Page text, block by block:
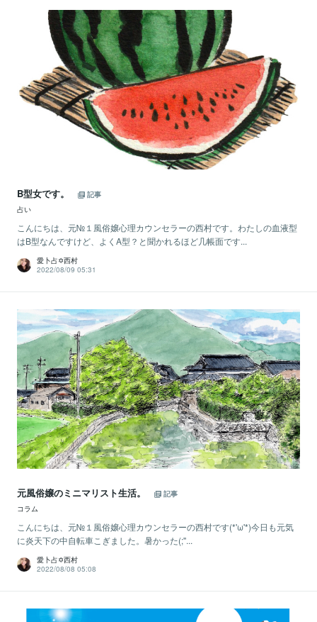
B型女です。
記事
占い
こんにちは、元№１風俗嬢心理カウンセラーの西村です。わたしの血液型
はB型なんですけど、よくA型？と聞かれるほど几帳面です...
愛卜占✡西村
2022/08/09 05:31
元風俗嬢のミニマリスト生活。
記事
コラム
こんにちは、元№１風俗嬢心理カウンセラーの西村です(*'ω'*)今日も元気
に炎天下の中自転車こぎました。暑かった(;''...
愛卜占✡西村
2022/08/08 05:08